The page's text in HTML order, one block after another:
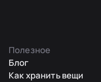
Полезное
Блог
Как хранить вещи